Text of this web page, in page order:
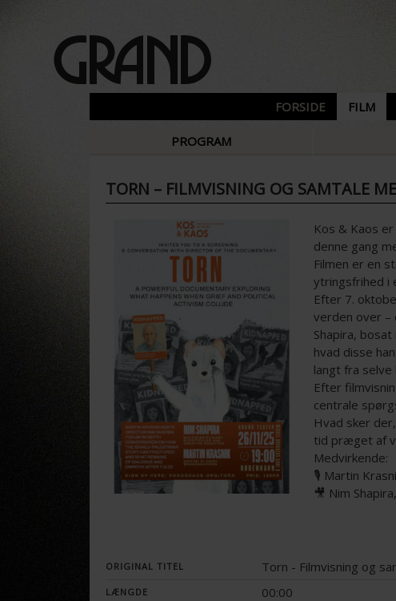
FORSIDE FILM
PROGRAM
TORN – FILMVISNING OG SAMTALE
Kos & Kaos
denne gang
Filmen er en
ytringsfrihed i
Efter 7.
verden over –
Shapira,
hvad disse
langt fra
Efter
centrale
Hvad sker
tid præget af
Medvirkende:
🎙️ Martin
🎥 Nim
ORIGINAL TITEL Torn - Filmvisning og
LÆNGDE 00:00